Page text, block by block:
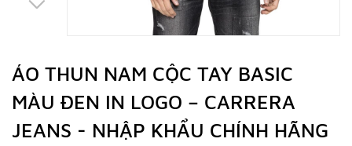
ÁO THUN NAM CỘC TAY BASIC
MÀU ĐEN IN LOGO – CARRERA
JEANS - NHẬP KHẨU CHÍNH HÃNG